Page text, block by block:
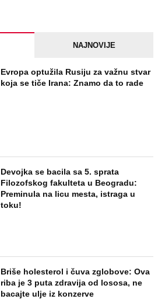
NAJNOVIJE
Evropa optužila Rusiju za važnu stvar
koja se tiče Irana: Znamo da to rade
Devojka se bacila sa 5. sprata
Filozofskog fakulteta u Beogradu:
Preminula na licu mesta, istraga u
toku!
Briše holesterol i čuva zglobove: Ova
riba je 3 puta zdravija od lososa, ne
bacajte ulje iz konzerve